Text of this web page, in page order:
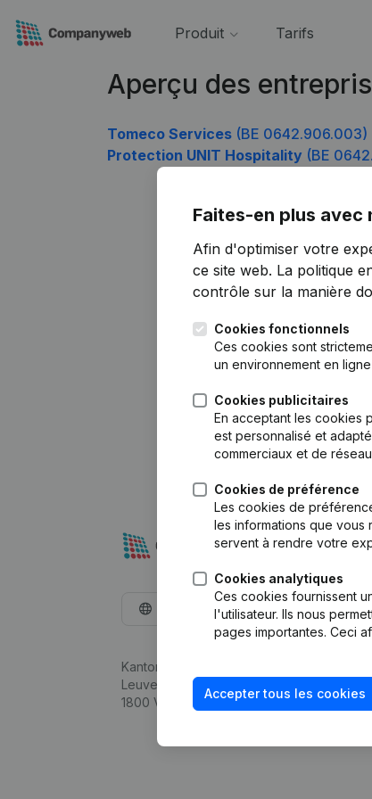
Produit Tarifs
Aperçu des
Tomeco Services (BE 0642.906.003)
Protection UNIT Hospitality (BE
Faites-en plus avec
Afin d'optimiser votre
ce site web. La politique
contrôle sur la manière
Cookies fonctionnels
Ces cookies sont
un environnement en ligne
Cookies publicitaires
En acceptant les cookies
est personnalisé et
commerciaux et de
Cookies de préférence
Les cookies de
les informations que
servent à rendre votre
Cookies analytiques
Ces cookies fournissent
l'utilisateur. Ils nous
pages importantes. Ceci
Accepter tous les cookies
Français
Kantorenpark Everest
Leuvensesteenweg 248D,
1800 Vilvoorde